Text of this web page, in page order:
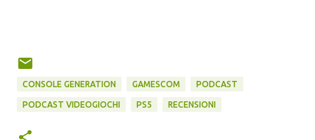
CONSOLE GENERATION GAMESCOM PODCAST
PODCAST VIDEOGIOCHI PS5 RECENSIONI